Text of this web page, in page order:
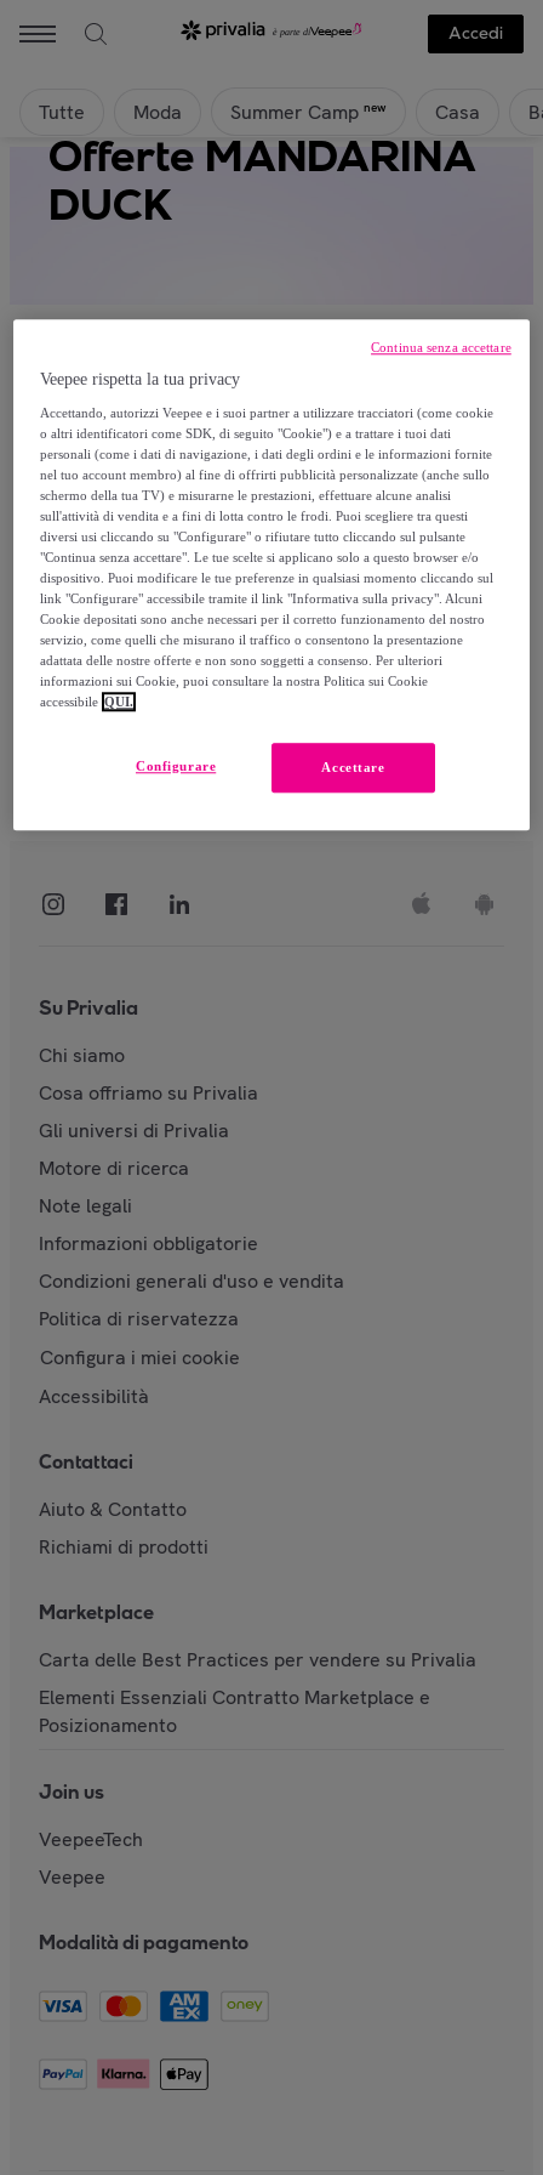
Accedi
Tutte Moda Summer Camp new Casa
Offerte MANDARINA
DUCK
Attualmente non è disponibile alcun
prodotto.
Registrati e accedi a tutti i prodotti visibili ai nostri
membri.
Accedi
Su Privalia
Chi siamo
Cosa offriamo su Privalia
Gli universi di Privalia
Motore di ricerca
Note legali
Informazioni obbligatorie
Condizioni generali d'uso e vendita
Politica di riservatezza
Configura i miei cookie
Accessibilità
Contattaci
Aiuto & Contatto
Richiami di prodotti
Marketplace
Carta delle Best Practices per vendere su Privalia
Elementi Essenziali Contratto Marketplace e
Posizionamento
Join us
VeepeeTech
Veepee
Modalità di pagamento
Veepee rispetta la tua privacy
Accettando, autorizzi Veepee e i suoi partner a utilizzare tracciatori (come cookie
o altri identificatori come SDK, di seguito "Cookie") e a trattare i tuoi dati
personali (come i dati di navigazione, i dati degli ordini e le informazioni fornite
nel tuo account membro) al fine di offrirti pubblicità personalizzate (anche sullo
schermo della tua TV) e misurarne le prestazioni, effettuare alcune analisi
sull'attività di vendita e a fini di lotta contro le frodi. Puoi scegliere tra questi
diversi usi cliccando su "Configurare" o rifiutare tutto cliccando sul pulsante
"Continua senza accettare". Le tue scelte si applicano solo a questo browser e/o
dispositivo. Puoi modificare le tue preferenze in qualsiasi momento cliccando sul
link "Configurare" accessibile tramite il link "Informativa sulla privacy". Alcuni
Cookie depositati sono anche necessari per il corretto funzionamento del nostro
servizio, come quelli che misurano il traffico o consentono la presentazione
adattata delle nostre offerte e non sono soggetti a consenso. Per ulteriori
informazioni sui Cookie, puoi consultare la nostra Politica sui Cookie
accessibile QUI.
Accettare
Configurare
Continua senza accettare